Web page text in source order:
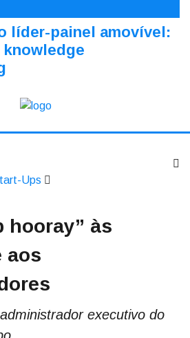
líder-painel amovível:
knowledge
Ups
hooray” às
aos
executivo do